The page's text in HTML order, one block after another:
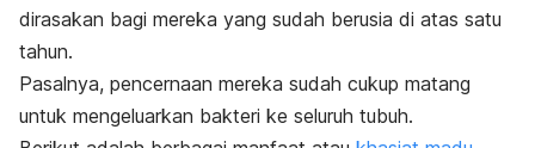
dirasakan bagi mereka yang sudah berusia di atas satu
tahun.
Pasalnya, pencernaan mereka sudah cukup matang
untuk mengeluarkan bakteri ke seluruh tubuh.